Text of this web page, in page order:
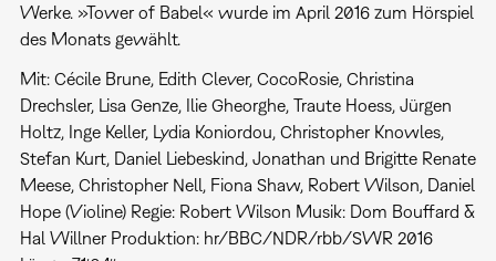
Werke. »Tower of Babel« wurde im April 2016 zum Hörspiel
des Monats gewählt.
Mit: Cécile Brune, Edith Clever, CocoRosie, Christina
Drechsler, Lisa Genze, Ilie Gheorghe, Traute Hoess, Jürgen
Holtz, Inge Keller, Lydia Koniordou, Christopher Knowles,
Stefan Kurt, Daniel Liebeskind, Jonathan und Brigitte Renate
Meese, Christopher Nell, Fiona Shaw, Robert Wilson, Daniel
Hope (Violine) Regie: Robert Wilson Musik: Dom Bouffard &
Hal Willner Produktion: hr/BBC/NDR/rbb/SWR 2016